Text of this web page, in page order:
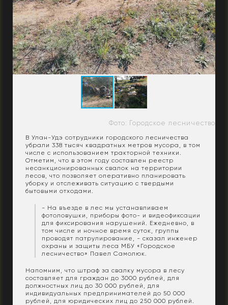
Фото: Городское лесничество
В Улан-Удэ сотрудники городского лесничества
убрали 338 тысяч квадратных метров мусора, в том
числе с использованием тракторной техники.
Отметим, что в этом году составлен реестр
несанкционированных свалок на территории
лесов, что позволяет оперативно планировать
уборку и отслеживать ситуацию с твердыми
бытовыми отходами.
- На въезде в лес мы устанавливаем
фотоловушки, приборы фото- и видеофиксации
для фиксирования нарушений. Ежедневно, в
том числе и ночное время суток, группы
проводят патрулирование, - сказал инженер
охраны и защиты леса МБУ «Городское
лесничество» Павел Самолюк.
Напомним, что штраф за свалку мусора в лесу
составляет для граждан до 3000 рублей, для
должностных лиц до 30 000 рублей, для
индивидуальных предпринимателей до 50 000
рублей, для юридических лиц до 250 000 рублей.